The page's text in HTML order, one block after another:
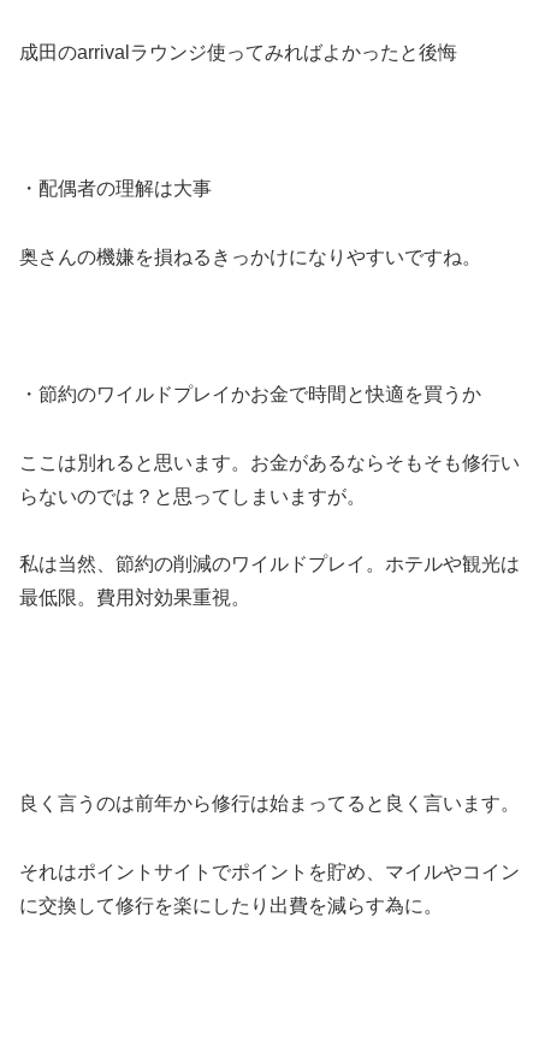
成田のarrivalラウンジ使ってみればよかったと後悔
・配偶者の理解は大事
奥さんの機嫌を損ねるきっかけになりやすいですね。
・節約のワイルドプレイかお金で時間と快適を買うか
ここは別れると思います。お金があるならそもそも修行い
らないのでは？と思ってしまいますが。
私は当然、節約の削減のワイルドプレイ。ホテルや観光は
最低限。費用対効果重視。
良く言うのは前年から修行は始まってると良く言います。
それはポイントサイトでポイントを貯め、マイルやコイン
に交換して修行を楽にしたり出費を減らす為に。